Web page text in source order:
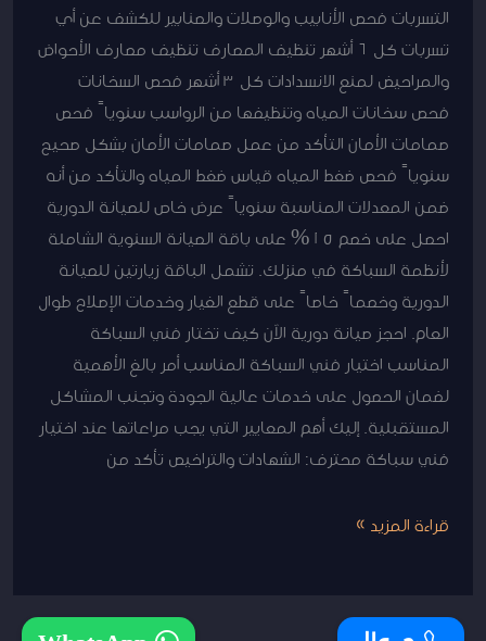
التسربات فحص الأنابيب والوصلات والصنابير للكشف عن أي
تسربات كل 6 أشهر تنظيف المصارف تنظيف مصارف الأحواض
والمراحيض لمنع الانسدادات كل 3 أشهر فحص السخانات
فحص سخانات المياه وتنظيفها من الرواسب سنوياً فحص
صمامات الأمان التأكد من عمل صمامات الأمان بشكل صحيح
سنوياً فحص ضغط المياه قياس ضغط المياه والتأكد من أنه
ضمن المعدلات المناسبة سنوياً عرض خاص للصيانة الدورية
احصل على خصم 15% على باقة الصيانة السنوية الشاملة
لأنظمة السباكة في منزلك. تشمل الباقة زيارتين للصيانة
الدورية وخصماً خاصاً على قطع الغيار وخدمات الإصلاح طوال
العام. احجز صيانة دورية الآن كيف تختار فني السباكة
المناسب اختيار فني السباكة المناسب أمر بالغ الأهمية
لضمان الحصول على خدمات عالية الجودة وتجنب المشاكل
المستقبلية. إليك أهم المعايير التي يجب مراعاتها عند اختيار
فني سباكة محترف: الشهادات والتراخيص تأكد من
قراءة المزيد »